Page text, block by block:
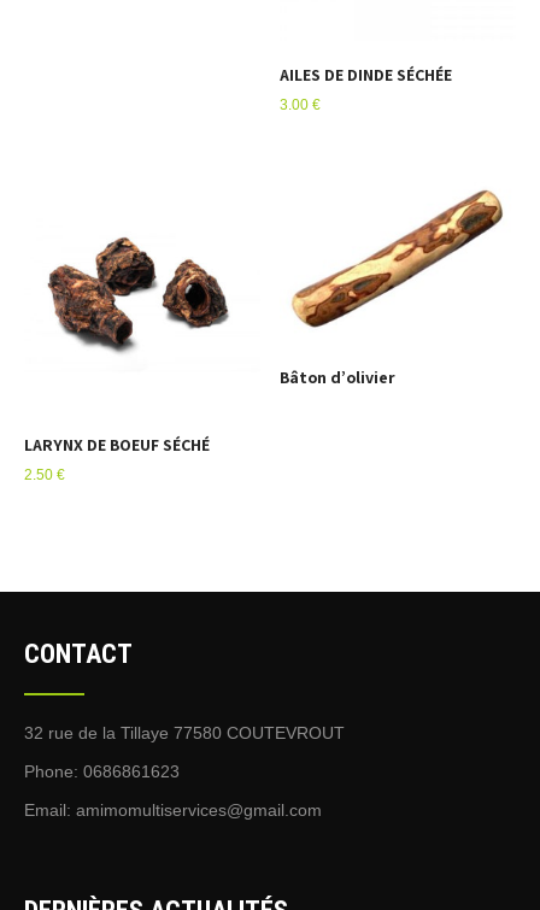
AILES DE DINDE SÉCHÉE
3.00€
LARYNX DE BOEUF SÉCHÉ
2.50 €
Bâton d’olivier
CONTACT
32 rue de la Tillaye 77580 COUTEVROUT
Phone: 0686861623
Email: amimomultiservices@gmail.com